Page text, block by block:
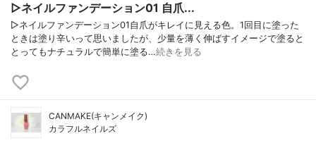
▷ネイルファンデーション01 自爪...
▷ネイルファンデーション01自爪がキレイに見える色。1回目に塗った
ときは塗り辛いって思いましたが、少量を薄く伸ばすイメージで塗ると
とってもナチュラルで簡単に塗る…続きを見る
CANMAKE(キャンメイク)
カラフルネイルズ